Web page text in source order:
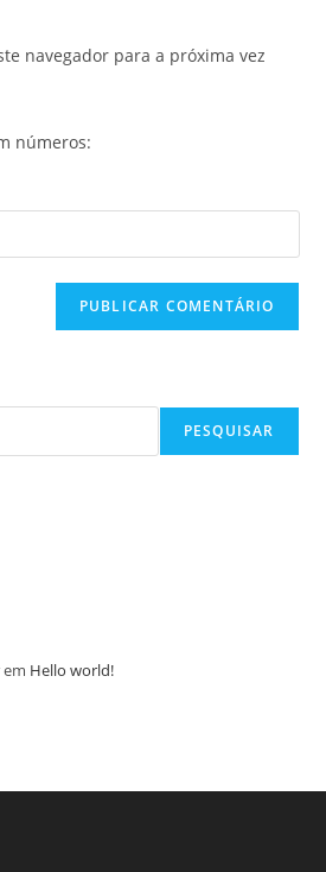
navegador para a próxima vez
números:
PESQUISAR
em Hello world!